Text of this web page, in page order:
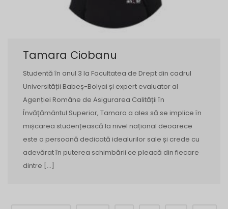
Tamara Ciobanu
Studentă în anul 3 la Facultatea de Drept din cadrul
Universității Babeș-Bolyai și expert evaluator al
Agenției Române de Asigurarea Calității în
Învățământul Superior, Tamara a ales să se implice în
mișcarea studențească la nivel național deoarece
este o persoană dedicată idealurilor sale și crede cu
adevărat în puterea schimbării ce pleacă din fiecare
dintre […]